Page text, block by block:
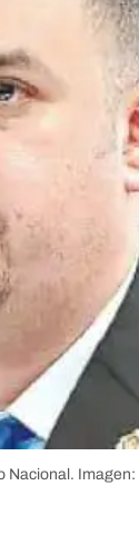
Nacional. Imagen: